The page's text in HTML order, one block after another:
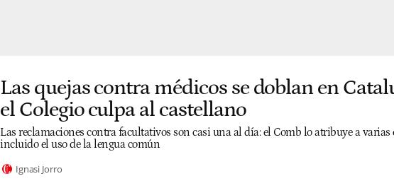
Las quejas contra médicos se doblan en
el Colegio culpa al castellano
Las reclamaciones contra facultativos son casi una al día: el Comb lo atribuye a varias
incluido el uso de la lengua común
Ignasi Jorro